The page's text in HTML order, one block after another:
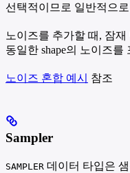
선택적이므로 일반적으
노이즈를 추가할 때, 잠
동일한 shape의 노이즈를
노이즈 혼합 예시 참조
Sampler
SAMPLER 데이터 타입은